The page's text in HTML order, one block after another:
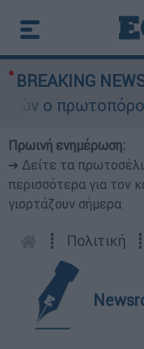
BREAKING
πρωτοπόρος
Πρωινή ενημέρωση:
➔ Δείτε τα
περισσότερα για τον
γιορτάζουν σήμερα
┋ Πολιτική